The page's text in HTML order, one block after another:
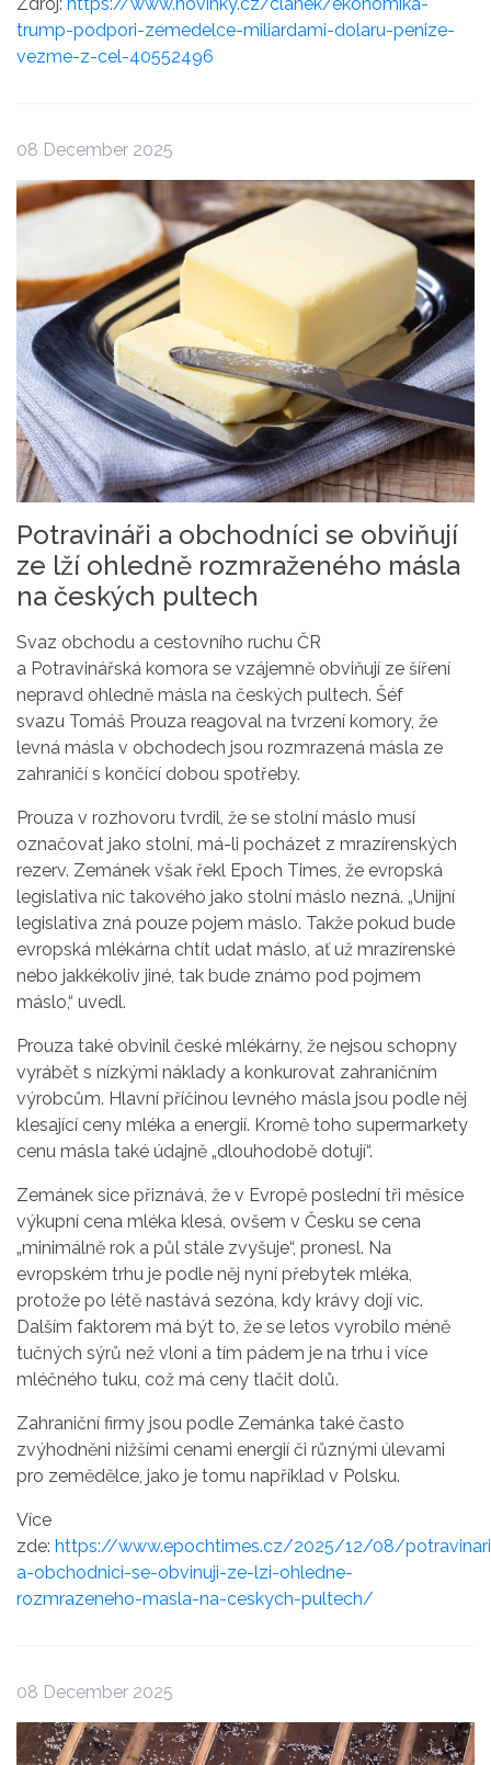
trump-podpori-zemedelce-miliardami-dolaru-penize-
vezme-z-cel-40552496
08 December 2025
Potravináři a obchodníci se obviňují
ze lží ohledně rozmraženého másla
na českých pultech
Svaz obchodu a cestovního ruchu ČR
a Potravinářská komora se vzájemně obviňují ze šíření
nepravd ohledně másla na českých pultech. Šéf
svazu Tomáš Prouza reagoval na tvrzení komory, že
levná másla v obchodech jsou rozmrazená másla ze
zahraničí s končící dobou spotřeby.
Prouza v rozhovoru tvrdil, že se stolní máslo musí
označovat jako stolní, má-li pocházet z mrazírenských
rezerv. Zemánek však řekl Epoch Times, že evropská
legislativa nic takového jako stolní máslo nezná. „Unijní
legislativa zná pouze pojem máslo. Takže pokud bude
evropská mlékárna chtít udat máslo, ať už mrazírenské
nebo jakkékoliv jiné, tak bude známo pod pojmem
máslo,“ uvedl.
Prouza také obvinil české mlékárny, že nejsou schopny
vyrábět s nízkými náklady a konkurovat zahraničním
výrobcům. Hlavní příčinou levného másla jsou podle něj
klesající ceny mléka a energií. Kromě toho supermarkety
cenu másla také údajně „dlouhodobě dotují“.
Zemánek sice přiznává, že v Evropě poslední tři měsíce
výkupní cena mléka klesá, ovšem v Česku se cena
„minimálně rok a půl stále zvyšuje“, pronesl. Na
evropském trhu je podle něj nyní přebytek mléka,
protože po létě nastává sezóna, kdy krávy dojí víc.
Dalším faktorem má být to, že se letos vyrobilo méně
tučných sýrů než vloni a tím pádem je na trhu i více
mléčného tuku, což má ceny tlačit dolů.
Zahraniční firmy jsou podle Zemánka také často
zvýhodněni nižšími cenami energií či různými úlevami
pro zemědělce, jako je tomu například v Polsku.
Více
zde: https://www.epochtimes.cz/2025/12/08/
a-obchodnici-se-obvinuji-ze-lzi-ohledne-
rozmrazeneho-masla-na-ceskych-pultech/
08 December 2025